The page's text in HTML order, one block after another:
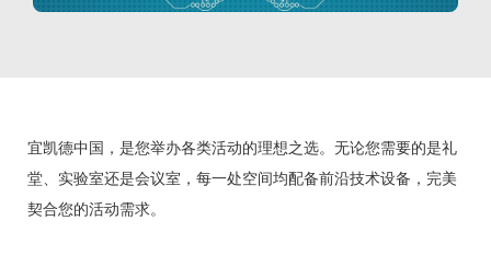
宜凯德中国，是您举办各类活动的理想之选。无论您需要的是礼
堂、实验室还是会议室，每一处空间均配备前沿技术设备，完美
契合您的活动需求。